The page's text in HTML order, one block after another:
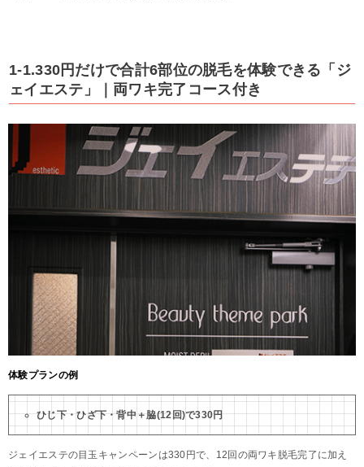
1-1.330円だけで合計6部位の脱毛を体験できる「ジ
ェイエステ」｜両ワキ完了コース付き
体験プランの例
ひじ下・ひざ下・背中＋脇(12回)で330円
ジェイエステの目玉キャンペーンは330円で、12回の両ワキ脱毛完了に加え